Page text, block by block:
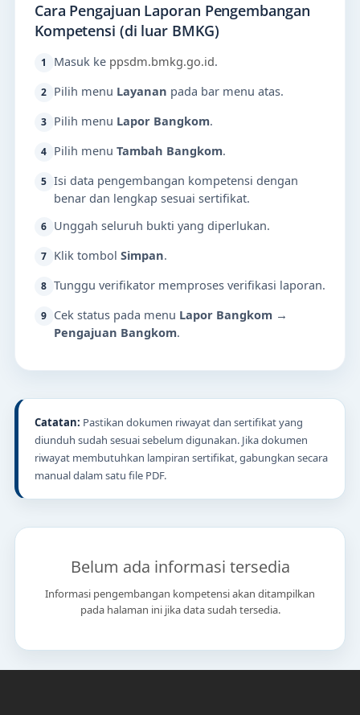
Cara Pengajuan Laporan Pengembangan
Kompetensi (di luar BMKG)
1 Masuk ke ppsdm.bmkg.go.id.
2 Pilih menu Layanan pada bar menu atas.
3 Pilih menu Lapor Bangkom.
4 Pilih menu Tambah Bangkom.
5 Isi data pengembangan kompetensi dengan
benar dan lengkap sesuai sertifikat.
6 Unggah seluruh bukti yang diperlukan.
7 Klik tombol Simpan.
8 Tunggu verifikator memproses verifikasi laporan.
9 Cek status pada menu Lapor Bangkom →
Pengajuan Bangkom.
Catatan: Pastikan dokumen riwayat dan sertifikat yang
diunduh sudah sesuai sebelum digunakan. Jika dokumen
riwayat membutuhkan lampiran sertifikat, gabungkan secara
manual dalam satu file PDF.
Belum ada informasi tersedia
Informasi pengembangan kompetensi akan ditampilkan
pada halaman ini jika data sudah tersedia.